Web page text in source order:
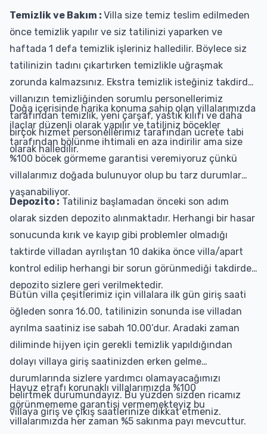
Temizlik ve Bakım : Villa size temiz teslim edilmeden
önce temizlik yapılır ve siz tatilinizi yaparken ve
haftada 1 defa temizlik işleriniz halledilir. Böylece siz
tatilinizin tadını çıkartırken temizlikle uğraşmak
zorunda kalmazsınız. Ekstra temizlik isteğiniz takdirde
villanızın temizliğinden sorumlu personellerimiz
tarafından temizlik, yeni çarşaf, yastık kılıfı ve daha
birçok hizmet personellerimiz tarafından ücrete tabi
olarak halledilir.
Doğa içerisinde harika konuma sahip olan villalarımızda
ilaçlar düzenli olarak yapılır ve tatiliniz böcekler
tarafından bölünme ihtimali en aza indirilir ama size
%100 böcek görmeme garantisi veremiyoruz çünkü
villalarımız doğada bulunuyor olup bu tarz durumlar
yaşanabiliyor.
Depozito : Tatiliniz başlamadan önceki son adım
olarak sizden depozito alınmaktadır. Herhangi bir hasar
sonucunda kırık ve kayıp gibi problemler olmadığı
taktirde villadan ayrılıştan 10 dakika önce villa/apart
kontrol edilip herhangi bir sorun görünmediği takdirde
depozito sizlere geri verilmektedir.
Bütün villa çeşitlerimiz için villalara ilk gün giriş saati
öğleden sonra 16.00, tatilinizin sonunda ise villadan
ayrılma saatiniz ise sabah 10.00’dur. Aradaki zaman
diliminde hijyen için gerekli temizlik yapıldığından
dolayı villaya giriş saatinizden erken gelme
durumlarında sizlere yardımcı olamayacağımızı
belirtmek durumundayız. Bu yüzden sizden ricamız
villaya giriş ve çıkış saatlerinize dikkat etmeniz.
Havuz etrafı korunaklı villalarımızda %100
görünmememe garantisi vermemekteyiz bu
villalarımızda her zaman %5 sakınma payı mevcuttur.